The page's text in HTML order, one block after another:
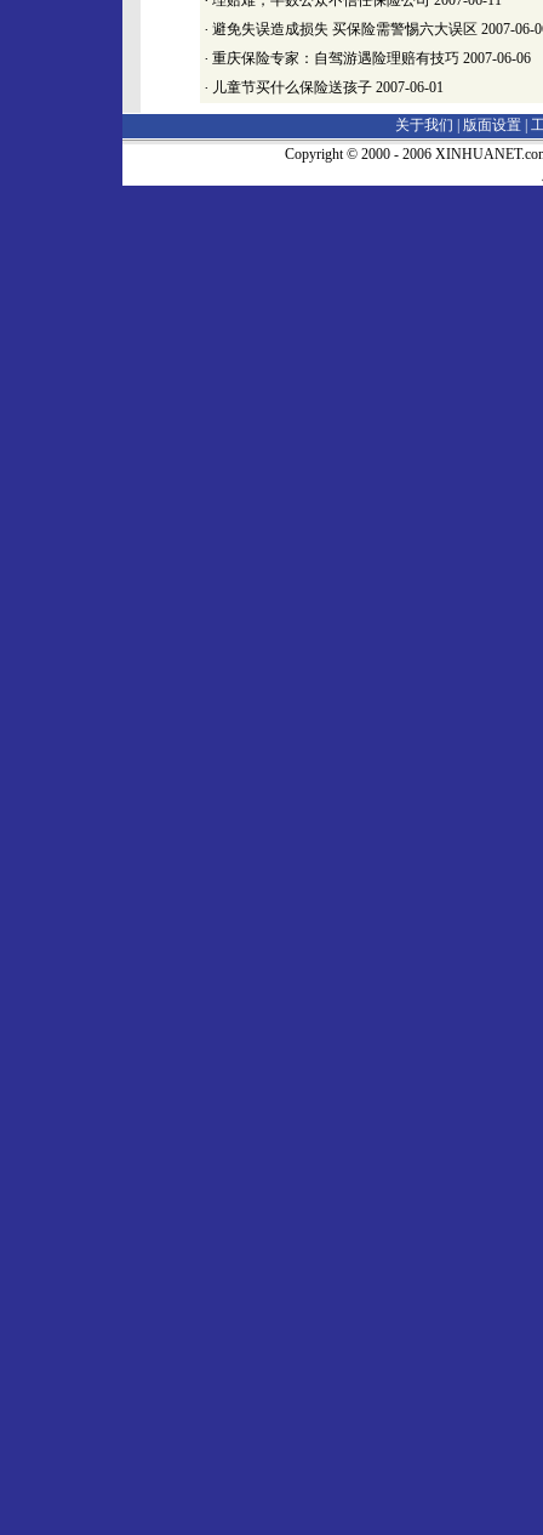
· 避免失误造成损失 买保险需警惕六大误区 2007-06-
· 重庆保险专家：自驾游遇险理赔有技巧 2007-06-06
· 儿童节买什么保险送孩子 2007-06-01
关于我们 | 版面设置
Copyright © 2000 - 2006